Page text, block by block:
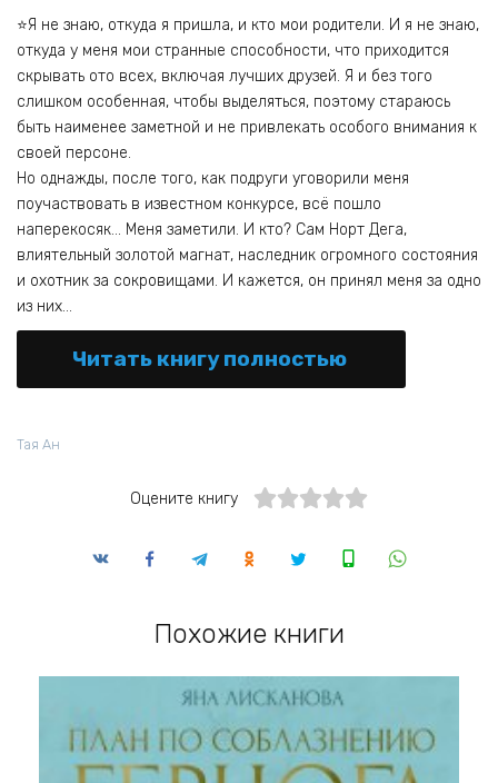
⭐Я не знаю, откуда я пришла, и кто мои родители. И я не знаю,
откуда у меня мои странные способности, что приходится
скрывать ото всех, включая лучших друзей. Я и без того
слишком особенная, чтобы выделяться, поэтому стараюсь
быть наименее заметной и не привлекать особого внимания к
своей персоне.
Но однажды, после того, как подруги уговорили меня
поучаствовать в известном конкурсе, всё пошло
наперекосяк… Меня заметили. И кто? Сам Норт Дега,
влиятельный золотой магнат, наследник огромного состояния
и охотник за сокровищами. И кажется, он принял меня за одно
из них…
Читать книгу полностью
Тая Ан
Оцените книгу
Похожие книги